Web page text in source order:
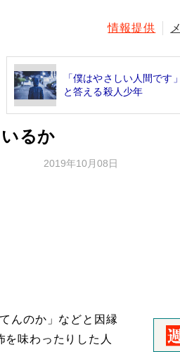
情報提供
「僕はやさしい人間です」
と答える殺人少年
るか
2019年10月08日
んのか」などと因縁
味わったりした人